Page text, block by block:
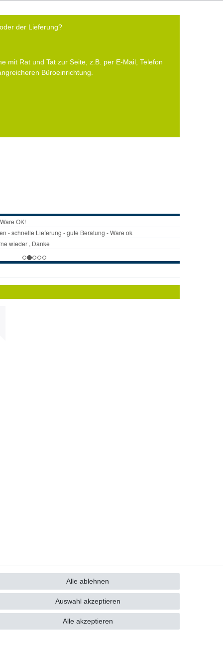
der Lieferung?
mit Rat und Tat zur Seite, z.B. per E-Mail, Telefon
Büroeinrichtung.
Alle akzeptieren
Alle ablehnen
Auswahl akzeptieren